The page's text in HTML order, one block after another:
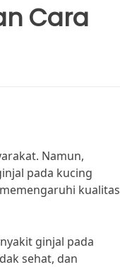
Cara
Namun,
pada kucing
kualitas
ginjal pada
sehat, dan